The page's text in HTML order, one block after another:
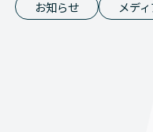
お知らせ メデ